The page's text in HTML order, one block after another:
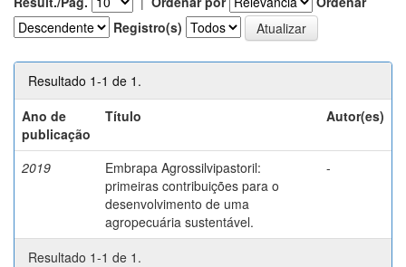
Registro(s)
Resultado 1-1 de 1.
Ano de
publicação
Título Autor(es)
2019
Embrapa Agrossilvipastoril:
primeiras contribuições para o
desenvolvimento de uma
agropecuária sustentável.
-
Resultado 1-1 de 1.